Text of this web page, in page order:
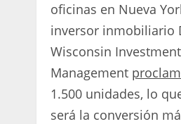
oficinas en Nueva
inversor inmobiliario
Wisconsin
Management
1.500 unidades, lo
será la conversión